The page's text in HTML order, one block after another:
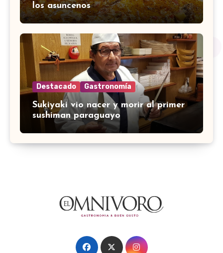
los asuncenos
Destacado Gastronomía
Sukiyaki vio nacer y morir al primer
sushiman paraguayo